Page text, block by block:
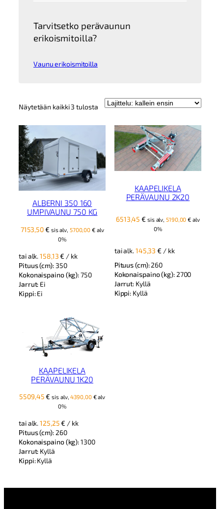
Tarvitsetko perävaunun
erikoismitoilla?
Vaunu erikoismitoilla
Näytetään kaikki 3 tulostaKallein
ALBERNI 350 160
UMPIVAUNU 750 KG
7153,50€ sis alv, 5700,00€alv
0%
tai alk.158,13€ / kk
Pituus (cm): 350
Kokonaispaino (kg):750
Jarrut: Ei
Kippi:Ei
KAAPELIKELA
PERÄVAUNU 2K20
6513,45€ sis alv, 5190,00€ alv
0%
tai alk.145,33€ / kk
Pituus (cm):260
Kokonaispaino (kg):2700
Jarrut: Kyllä
Kippi: Kyllä
KAAPELIKELA
PERÄVAUNU 1K20
5509,45€ sis alv,4390,00 €alv
0%
tai alk.125,25€ / kk
Pituus (cm): 260
Kokonaispaino (kg):1300
Jarrut: Kyllä
Kippi:Kyllä